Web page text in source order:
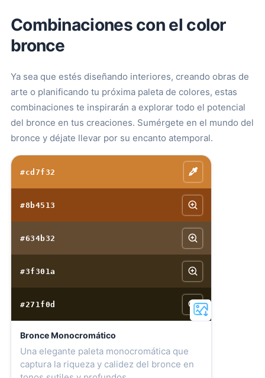
Combinaciones con el color
bronce
Ya sea que estés diseñando interiores, creando obras de
arte o planificando tu próxima paleta de colores, estas
combinaciones te inspirarán a explorar todo el potencial
del bronce en tus creaciones. Sumérgete en el mundo del
bronce y déjate llevar por su encanto atemporal.
#cd7f32
#8b4513
#634b32
#3f301a
#271f0d
Bronce Monocromático
Una elegante paleta monocromática que
captura la riqueza y calidez del bronce en